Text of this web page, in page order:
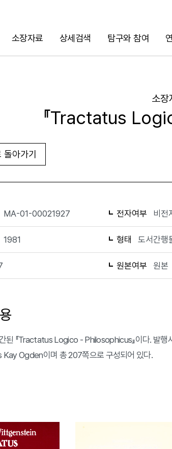
소장자료 상세검색 탐구와 참여
검색
소장
『Tractatus
아가기
MA-01-00021927 전자여부 비전
1981 형태 도서간행
원본여부 원본
된 『Tractatus Logico - Philosophicus』이다. 발
Kay Ogden이며 총 207쪽으로 구성되어 있다.